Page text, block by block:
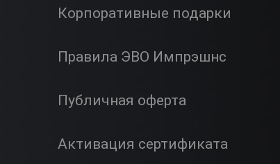
Корпоративные подарки
Правила ЭВО Импрэшнс
Публичная оферта
Активация сертификата